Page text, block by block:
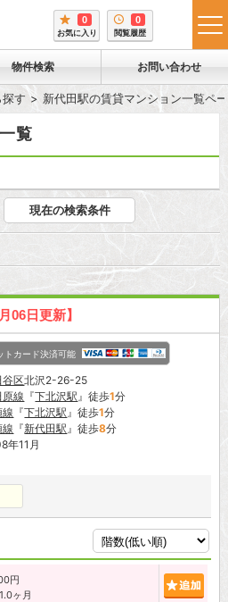
0
お気に入り
0
閲覧履歴
物件検索 お問い合わせ
す 新代田駅の賃貸マンション一覧ペ
覧
現在の検索条件
06日更新】
トカード決済可能
谷区北沢2-26-25
線 『下北沢駅』徒歩1分
『下北沢駅』徒歩1分
『新代田駅』徒歩8分
年11月
円
ヶ月